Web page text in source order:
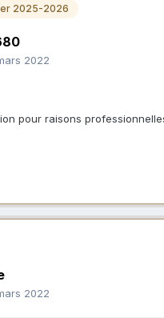
2025-2026
2022
pour raisons
2022